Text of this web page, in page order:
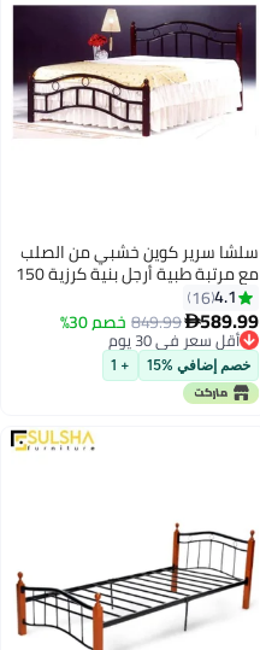
سلشا سرير كوين خشبي من الصلب
مع مرتبة طبية أرجل بنية كرزية 150
× 190 سم 4.1
16
589.99
849.99خصم 30%
أقل سعر في 30 يوم
أقل سعر في 30 يوم
خصم إضافي %15 + 1